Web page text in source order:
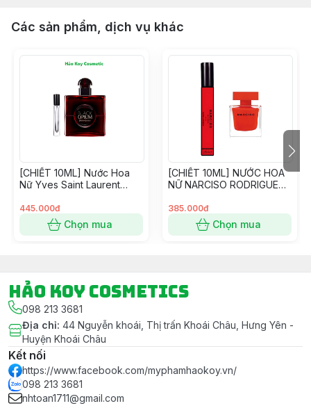
-Pure Musclà dòng nước hoa mới toanh
Rodriguez, được ra mắt trong năm 2019. Mùi
hương này được lấy cảm hứng từ vẻ đẹp
thuần khiết, thanh tao của người mẫu Julia
Bergshoeff. Thành phần hương chính
của Pure Musc là mùi xạ hương và hoa.
Các sản phẩm, dịch vụ khác
[CHIẾT 10ML] Nước Hoa
Nữ Yves Saint Laurent
EDP
445.000đ
Chọn mua
[CHIẾT 10ML] NƯỚC HOA
NỮ NARCISO RODRIGUEZ
EAU DE PARFUM - MÀU
ĐỎ
385.000đ
Chọn mua
Hảo Koy Cosmetics
098 213 3681
Địa chỉ: 44 Nguyễn khoái, Thị trấn Khoái Châu, Hưng Yên -
Huyện Khoái Châu
Kết nối
https://www.facebook.com/myphamhaokoy.vn/
098 213 3681
nhtoan1711@gmail.com